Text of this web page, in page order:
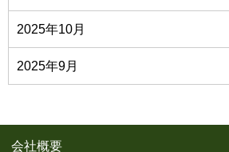
2025年10月
2025年9月
会社概要